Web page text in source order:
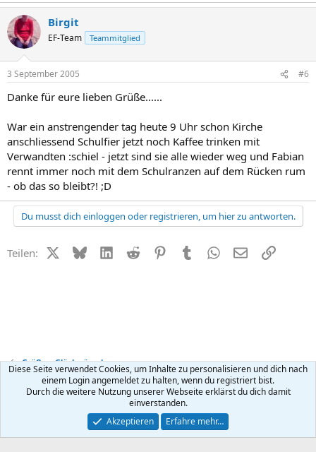
Birgit
EF-Team Teammitglied
3 September 2005 #6
Danke für eure lieben Grüße......
War ein anstrengender tag heute 9 Uhr schon Kirche
anschliessend Schulfier jetzt noch Kaffee trinken mit
Verwandten :schiel - jetzt sind sie alle wieder weg und Fabian
rennt immer noch mit dem Schulranzen auf dem Rücken rum
- ob das so bleibt?! ;D
Du musst dich einloggen oder registrieren, um hier zu antworten.
Teilen: X (Twitter)
BlueskyLinkedIn
Reddit PinterestTumblr WhatsApp
E-MailLink
Grüße + Glückwünsche
Kontakt Nutzungsbedingungen Datenschutz Hilfe
R
Community platform by XenForo ® © 2010-2026 XenForo Ltd.
Diese Seite verwendet Cookies, um Inhalte zu personalisieren und dich nach
einem Login angemeldet zu halten, wenn du registriert bist.
Durch die weitere Nutzung unserer Webseite erklärst du dich damit
einverstanden.
Akzeptieren
Erfahre mehr…